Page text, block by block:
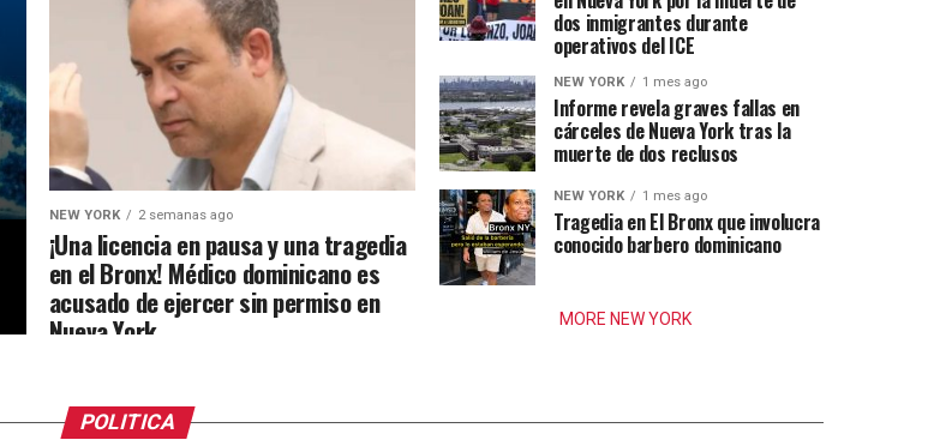
NEW YORK 2 semanas ago
¡Una licencia en pausa y una tragedia
en el Bronx! Médico dominicano es
acusado de ejercer sin permiso en
Nueva York
dos inmigrantes durante
operativos del ICE
NEW YORK 1 mes ago
Informe revela graves fallas en
cárceles de Nueva York tras la
muerte de dos reclusos
NEW YORK 1 mes ago
Tragedia en El Bronx que involucra
conocido barbero dominicano
MORE NEW YORK
POLITICA